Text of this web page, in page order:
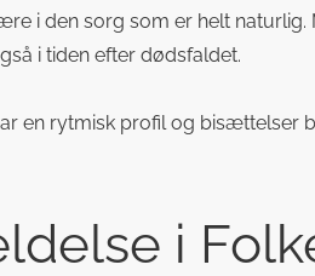
i den sorg som er helt naturlig.
i tiden efter dødsfaldet.
en rytmisk profil og bisættelser
i